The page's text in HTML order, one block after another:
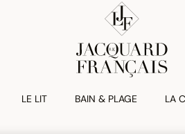
LE LIT BAIN & PLAGE LA